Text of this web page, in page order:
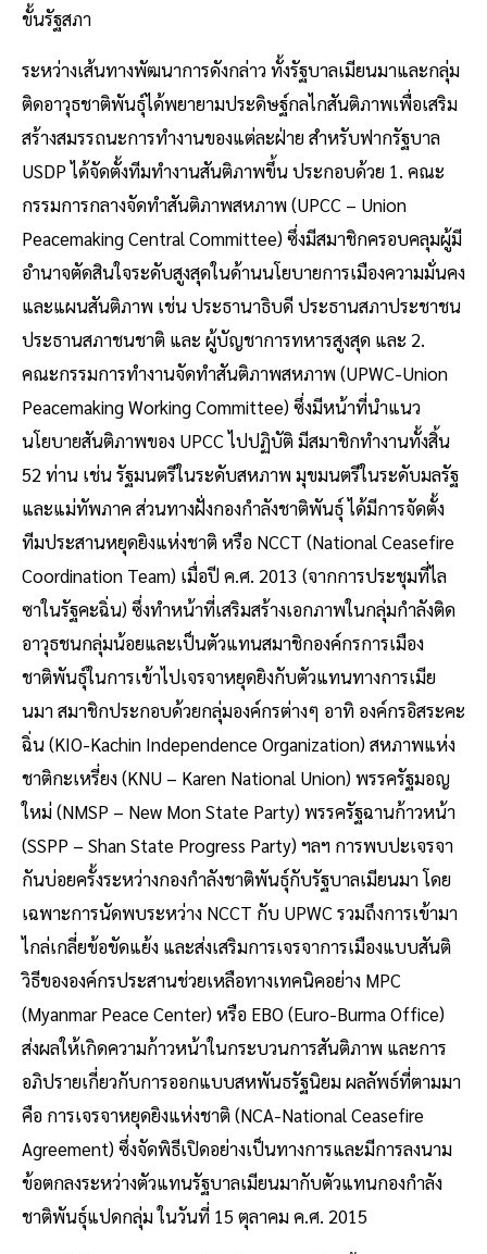
ขั้นรัฐสภา
ระหว่างเส้นทางพัฒนาการดังกล่าว ทั้งรัฐบาลเมียนมาและกลุ่ม
ติดอาวุธชาติพันธุ์ได้พยายามประดิษฐ์กลไกสันติภาพเพื่อเสริม
สร้างสมรรถนะการทำงานของแต่ละฝ่าย สำหรับฟากรัฐบาล
USDP ได้จัดตั้งทีมทำงานสันติภาพขึ้น ประกอบด้วย 1. คณะ
กรรมการกลางจัดทำสันติภาพสหภาพ (UPCC – Union
Peacemaking Central Committee) ซึ่งมีสมาชิกครอบคลุมผู้มี
อำนาจตัดสินใจระดับสูงสุดในด้านนโยบายการเมืองความมั่นคง
และแผนสันติภาพ เช่น ประธานาธิบดี ประธานสภาประชาชน
ประธานสภาชนชาติ และ ผู้บัญชาการทหารสูงสุด และ 2.
คณะกรรมการทำงานจัดทำสันติภาพสหภาพ (UPWC-Union
Peacemaking Working Committee) ซึ่งมีหน้าที่นำแนว
นโยบายสันติภาพของ UPCC ไปปฏิบัติ มีสมาชิกทำงานทั้งสิ้น
52 ท่าน เช่น รัฐมนตรีในระดับสหภาพ มุขมนตรีในระดับมลรัฐ
และแม่ทัพภาค ส่วนทางฝั่งกองกำลังชาติพันธุ์ ได้มีการจัดตั้ง
ทีมประสานหยุดยิงแห่งชาติ หรือ NCCT (National Ceasefire
Coordination Team) เมื่อปี ค.ศ. 2013 (จากการประชุมที่ไล
ซาในรัฐคะฉิ่น) ซึ่งทำหน้าที่เสริมสร้างเอกภาพในกลุ่มกำลังติด
อาวุธชนกลุ่มน้อยและเป็นตัวแทนสมาชิกองค์กรการเมือง
ชาติพันธุ์ในการเข้าไปเจรจาหยุดยิงกับตัวแทนทางการเมีย
นมา สมาชิกประกอบด้วยกลุ่มองค์กรต่างๆ อาทิ องค์กรอิสระคะ
ฉิ่น (KIO-Kachin Independence Organization) สหภาพแห่ง
ชาติกะเหรี่ยง (KNU – Karen National Union) พรรครัฐมอญ
ใหม่ (NMSP – New Mon State Party) พรรครัฐฉานก้าวหน้า
(SSPP – Shan State Progress Party) ฯลฯ การพบปะเจรจา
กันบ่อยครั้งระหว่างกองกำลังชาติพันธุ์กับรัฐบาลเมียนมา โดย
เฉพาะการนัดพบระหว่าง NCCT กับ UPWC รวมถึงการเข้ามา
ไกล่เกลี่ยข้อขัดแย้ง และส่งเสริมการเจรจาการเมืองแบบสันติ
วิธีขององค์กรประสานช่วยเหลือทางเทคนิคอย่าง MPC
(Myanmar Peace Center) หรือ EBO (Euro-Burma Office)
ส่งผลให้เกิดความก้าวหน้าในกระบวนการสันติภาพ และการ
อภิปรายเกี่ยวกับการออกแบบสหพันธรัฐนิยม ผลลัพธ์ที่ตามมา
คือ การเจรจาหยุดยิงแห่งชาติ (NCA-National Ceasefire
Agreement) ซึ่งจัดพิธีเปิดอย่างเป็นทางการและมีการลงนาม
ข้อตกลงระหว่างตัวแทนรัฐบาลเมียนมากับตัวแทนกองกำลัง
ชาติพันธุ์แปดกลุ่ม ในวันที่ 15 ตุลาคม ค.ศ. 2015